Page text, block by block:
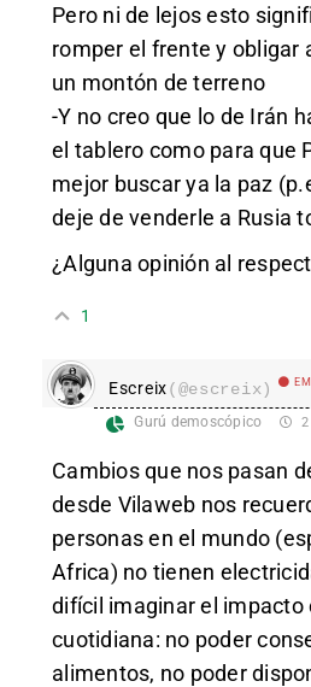
Pero ni de lejos esto
romper el frente y obligar
un montón de terreno
-Y no creo que lo de Irán
el tablero como para que
mejor buscar ya la paz
deje de venderle a Rusia
¿Alguna opinión al
1
Escreix(@escreix)
Gurú demoscópico
Cambios que nos pasan
desde Vilaweb nos
personas en el mundo
Africa) no tienen
difícil imaginar el impacto
cuotidiana: no poder
alimentos, no poder